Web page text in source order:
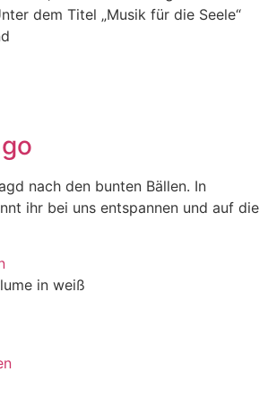
dem Titel „Musik für die Seele“
nach den bunten Bällen. In
ihr bei uns entspannen und auf die